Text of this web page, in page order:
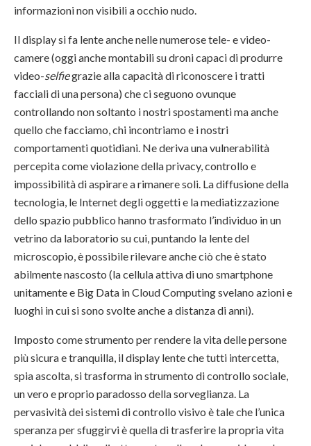
informazioni non visibili a occhio nudo.
Il display si fa lente anche nelle numerose tele- e video-
camere (oggi anche montabili su droni capaci di produrre
video-selfiegrazie alla capacità di riconoscere i tratti
facciali di una persona) che ci seguono ovunque
controllando non soltanto i nostri spostamenti ma anche
quello che facciamo, chi incontriamo e i nostri
comportamenti quotidiani. Ne deriva una vulnerabilità
percepita come violazione della privacy, controllo e
impossibilità di aspirare a rimanere soli. La diffusione della
tecnologia, le Internet degli oggetti e la mediatizzazione
dello spazio pubblico hanno trasformato l’individuo in un
vetrino da laboratorio su cui, puntando la lente del
microscopio, è possibile rilevare anche ciò che è stato
abilmente nascosto (la cellula attiva di uno smartphone
unitamente e Big Data in Cloud Computing svelano azioni e
luoghi in cui si sono svolte anche a distanza di anni).
Imposto come strumento per rendere la vita delle persone
più sicura e tranquilla, il display lente che tutti intercetta,
spia ascolta, si trasforma in strumento di controllo sociale,
un vero e proprio paradosso della sorveglianza. La
pervasività dei sistemi di controllo visivo è tale che l’unica
speranza per sfuggirvi è quella di trasferire la propria vita